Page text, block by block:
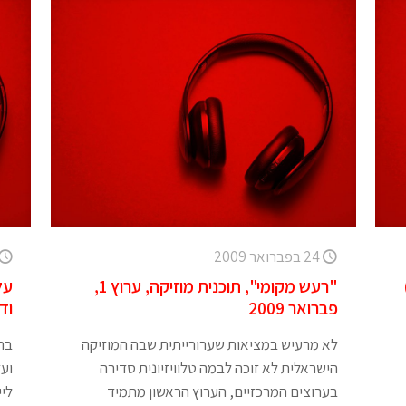
24 בפברואר 2009
"רעש מקומי", תוכנית מוזיקה, ערוץ 1,
פברואר 2009
לא מרעיש במציאות שערורייתית שבה המוזיקה
הישראלית לא זוכה לבמה טלוויזיונית סדירה
בערוצים המרכזיים, הערוץ הראשון מתמיד